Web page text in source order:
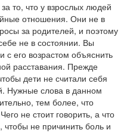
то, что у взрослых людей
отношения. Они не в
за родителей, и поэтому
не в состоянии. Вы
с его возрастом объяснить
расставания. Прежде
дети не считали себя
Нужные слова в данном
тем более, что
не стоит говорить, а что
чтобы не причинить боль и